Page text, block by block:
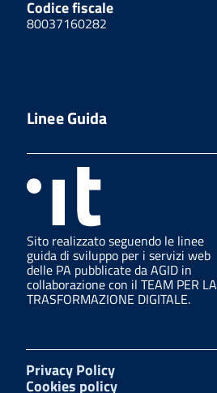
Codice fiscale
80037160282
Linee Guida
Sito realizzato seguendo le linee
guida di sviluppo per i servizi web
delle PA pubblicate da AGID in
collaborazione con il TEAM PER LA
TRASFORMAZIONE DIGITALE.
Privacy Policy
Cookies policy